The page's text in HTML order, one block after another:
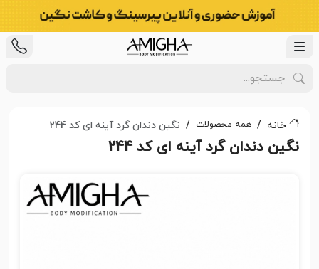
خانه همه محصولات نگین دندان گرد آینه ای کد 244
نگین دندان گرد آینه ای کد 244